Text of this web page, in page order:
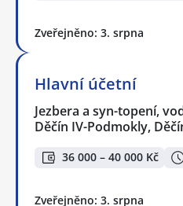
Zveřejněno: 3. srpna
Hlavní účetní
Jezbera a syn-topení,
Děčín IV-Podmokly,
36 000 – 40 000 Kč
Zveřejněno: 3. srpna